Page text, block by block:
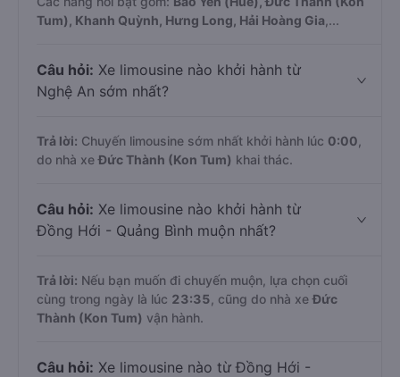
Tum), Khanh Quỳnh, Hưng Long, Hải Hoàng Gia ,...
Câu hỏi: Xe limousine nào khởi hành từ
Nghệ An sớm nhất?
Trả lời: Chuyến limousine sớm nhất khởi hành lúc 0:00
do nhà xeĐức Thành (Kon Tum) khai thác.
Câu hỏi: Xe limousine nào khởi hành từ
Đồng Hới - Quảng Bình muộn nhất?
Trả lời: Nếu bạn muốn đi chuyến muộn, lựa chọn cuối
cùng trong ngày là lúc 23:35 , cũng do nhà xeĐức
Thành (Kon Tum) vận hành.
Câu hỏi: Xe limousine nào từ Đồng Hới -